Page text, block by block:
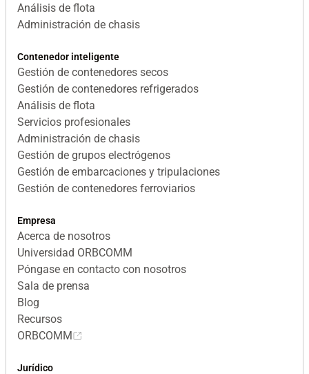
Análisis de flota
Administración de chasis
Contenedor inteligente
Gestión de contenedores secos
Gestión de contenedores refrigerados
Análisis de flota
Servicios profesionales
Administración de chasis
Gestión de grupos electrógenos
Gestión de embarcaciones y tripulaciones
Gestión de contenedores ferroviarios
Empresa
Acerca de nosotros
Universidad ORBCOMM
Póngase en contacto con nosotros
Sala de prensa
Blog
Recursos
ORBCOMM
Jurídico